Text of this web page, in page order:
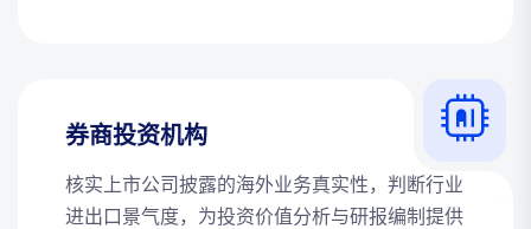
券商投资机构
核实上市公司披露的海外业务真实性，判断行业
进出口景气度，为投资价值分析与研报编制提供